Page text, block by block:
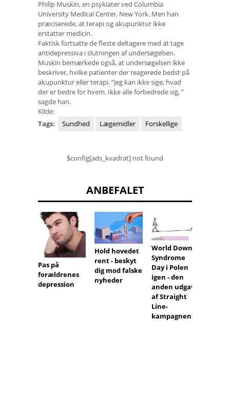
Philip Muskin, en psykiater ved Columbia
University Medical Center, New York. Men han
præciserede, at terapi og akupunktur ikke
erstatter medicin.
Faktisk fortsatte de fleste deltagere med at tage
antidepressiva i slutningen af ​​undersøgelsen.
Muskin bemærkede også, at undersøgelsen ikke
beskriver, hvilke patienter der reagerede bedst på
akupunktur eller terapi. ”Jeg kan ikke sige, hvad
der er bedre for hvem. Ikke alle forbedrede sig, ”
sagde han.
Kilde:
Tags:
Sundhed Lægemidler Forskellige
$config[ads_kvadrat] not found
ANBEFALET
Pas på
forældrenes
depression
Hold hovedet
rent - beskyt
dig mod falske
nyheder
World Down
Syndrome
Day i Polen
igen - den
anden udgave
af Straight
Line-
kampagnen